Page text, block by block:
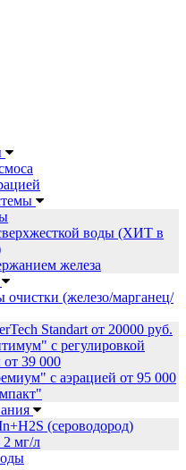
воды (ХИТ в
железа
(железо/марганец/
Standart от 20000 руб.
с регулировкой
от 39 000
с аэрацией от 95 000
(сероводород)
2 мг/л